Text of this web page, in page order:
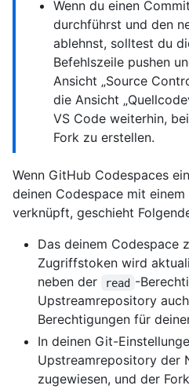
Wenn du einen
durchführst und den
ablehnst, solltest du
Befehlszeile pushen
Ansicht „Source
die Ansicht
VS Code weiterhin,
Fork zu erstellen.
Wenn GitHub Codespaces
deinen Codespace mit
verknüpft, geschieht
Das deinem Codespace
Zugriffstoken wird
neben der
read -
Upstreamrepository
Berechtigungen für
In deinen Git-
Upstreamrepository der
zugewiesen, und der